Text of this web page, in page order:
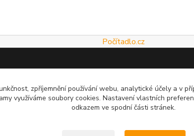
Počítadlo.cz
zpříjemnění používání webu, analytické účely a v
využíváme soubory cookies. Nastavení vlastních
odkazem ve spodní části stránek.